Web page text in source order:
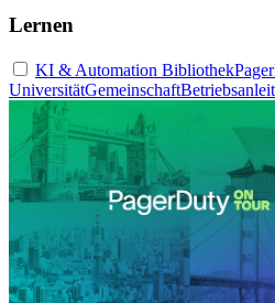
Lernen
KI & Automation Bibliothek
UniversitätGemeinschaft